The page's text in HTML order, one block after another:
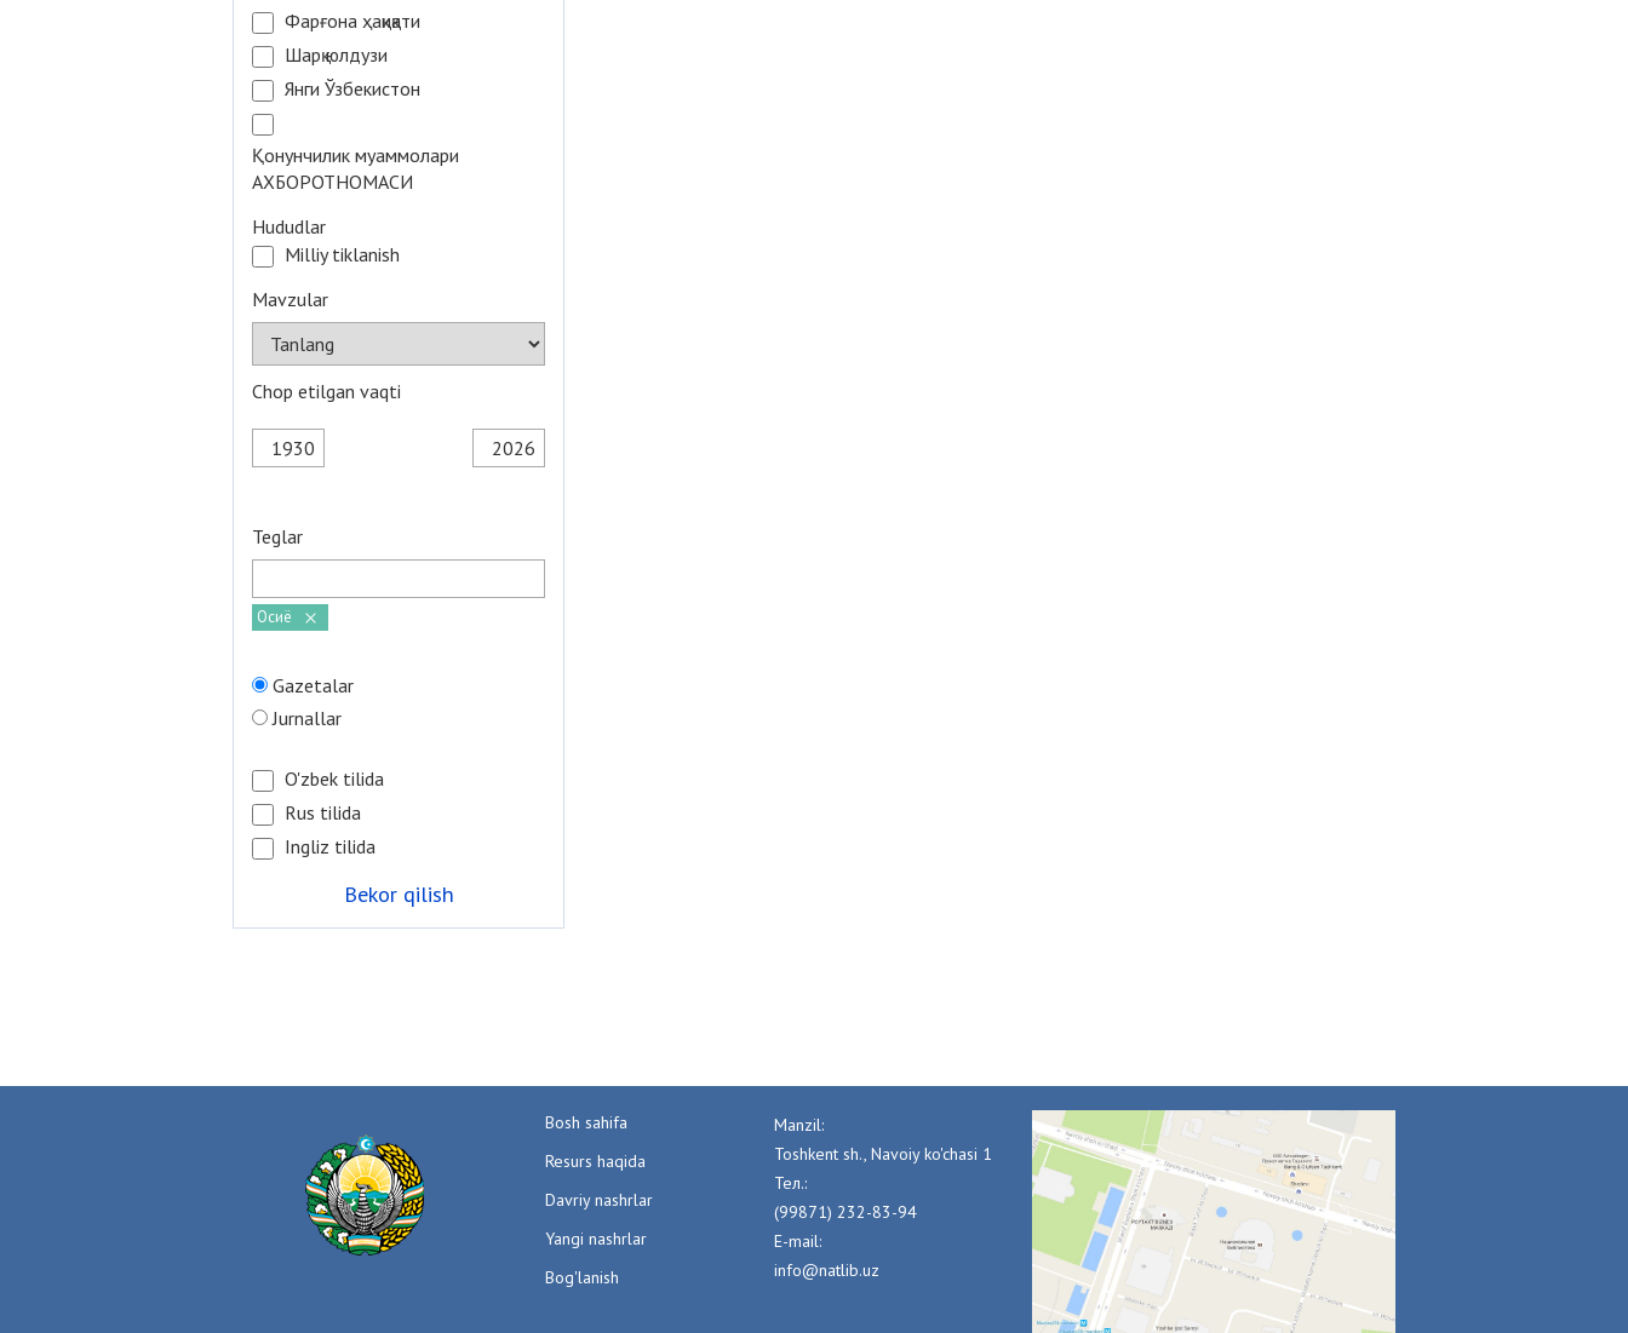
Фарғона ҳақиқати
Шарқ юлдузи
Янги Ўзбекистон
Қонунчилик муаммолари
АХБОРОТНОМАСИ
Hududlar
Milliy tiklanish
Mavzular
Chop etilgan vaqti
Teglar
Осиё
Gazetalar
Jurnallar
O'zbek tilida
Rus tilida
Ingliz tilida
Bekor qilish
Bosh sahifa
Resurs haqida
Davriy nashrlar
Yangi nashrlar
Bog'lanish
Manzil:
Toshkent sh., Navoiy ko'chasi 1
Тел.:
(99871) 232-83-94
E-mail:
info@natlib.uz